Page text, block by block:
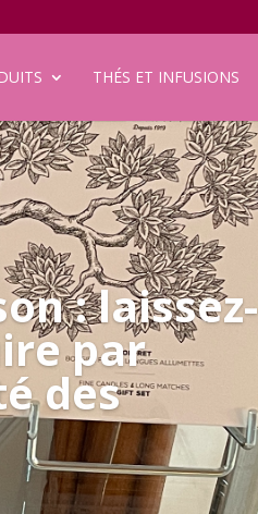
THÉS ET INFUSIONS
: laissez-
par
des